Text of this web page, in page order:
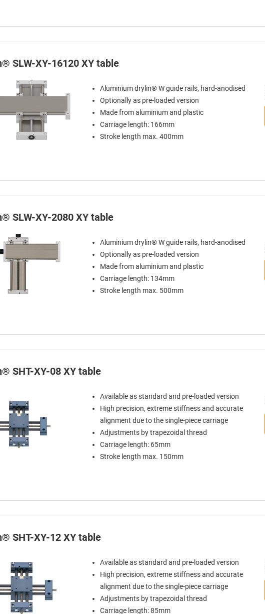
SLW-XY-16120 XY table
Aluminium drylin® W guide rails, hard-anodised
Optionally as pre-loaded version
Made from aluminium and plastic
Carriage length: 166mm
Stroke length max. 400mm
SLW-XY-2080 XY table
Aluminium drylin® W guide rails, hard-anodised
Optionally as pre-loaded version
Made from aluminium and plastic
Carriage length: 134mm
Stroke length max. 500mm
SHT-XY-08 XY table
Available as standard and pre-loaded version
High precision, extreme stiffness and accurate
alignment due to the single-piece carriage
Adjustments by trapezoidal thread
Carriage length: 65mm
Stroke length max. 150mm
SHT-XY-12 XY table
Available as standard and pre-loaded version
High precision, extreme stiffness and accurate
alignment due to the single-piece carriage
Adjustments by trapezoidal thread
Carriage length: 85mm